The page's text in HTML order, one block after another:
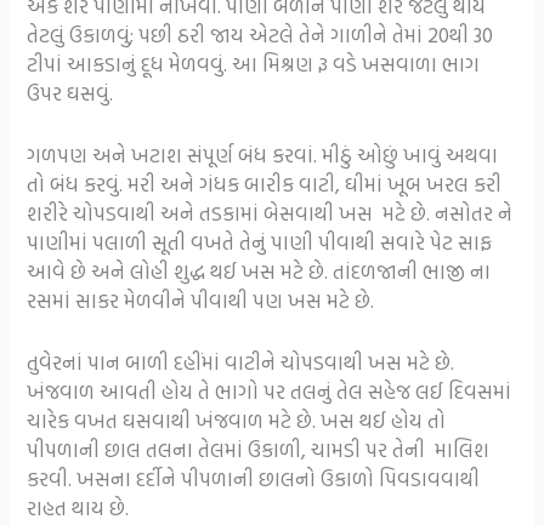
તેટલું ઉકાળવું; પછી ઠરી જાય એટલે તેને ગાળીને તેમાં 20થી 30
ટીપાં આકડાનું દૂધ મેળવવું. આ મિશ્રણ રૂ વડે ખસવાળા ભાગ
ઉપર ઘસવું.
ગળપણ અને ખટાશ સંપૂર્ણ બંધ કરવાં. મીઠું ઓછું ખાવું અથવા
તો બંધ કરવું. મરી અને ગંધક બારીક વાટી, ઘીમાં ખૂબ ખરલ કરી
શરીરે ચોપડવાથી અને તડકામાં બેસવાથી ખસ મટે છે. નસોતર ને
પાણીમાં પલાળી સૂતી વખતે તેનું પાણી પીવાથી સવારે પેટ સાફ
આવે છે અને લોહી શુદ્ધ થઈ ખસ મટે છે. તાંદળજાની ભાજી ના
રસમાં સાકર મેળવીને પીવાથી પણ ખસ મટે છે.
તુવેરનાં પાન બાળી દહીંમાં વાટીને ચોપડવાથી ખસ મટે છે.
ખંજવાળ આવતી હોય તે ભાગો પર તલનું તેલ સહેજ લઈ દિવસમાં
ચારેક વખત ઘસવાથી ખંજવાળ મટે છે. ખસ થઈ હોય તો
પીપળાની છાલ તલના તેલમાં ઉકાળી, ચામડી પર તેની માલિશ
કરવી. ખસના દર્દીને પીપળાની છાલનો ઉકાળો પિવડાવવાથી
રાહત થાય છે.